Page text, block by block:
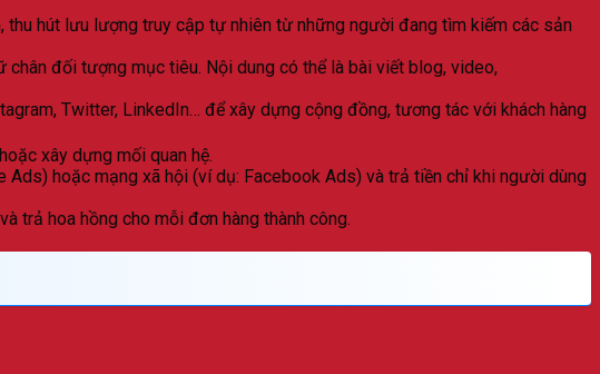
hút lưu lượng truy cập tự nhiên từ những người đang tìm kiếm các sản
đối tượng mục tiêu. Nội dung có thể là bài viết blog, video,
Twitter, LinkedIn… để xây dựng cộng đồng, tương tác với khách hàng
xây dựng mối quan hệ.
hoặc mạng xã hội (ví dụ: Facebook Ads) và trả tiền chỉ khi người dùng
trả hoa hồng cho mỗi đơn hàng thành công.